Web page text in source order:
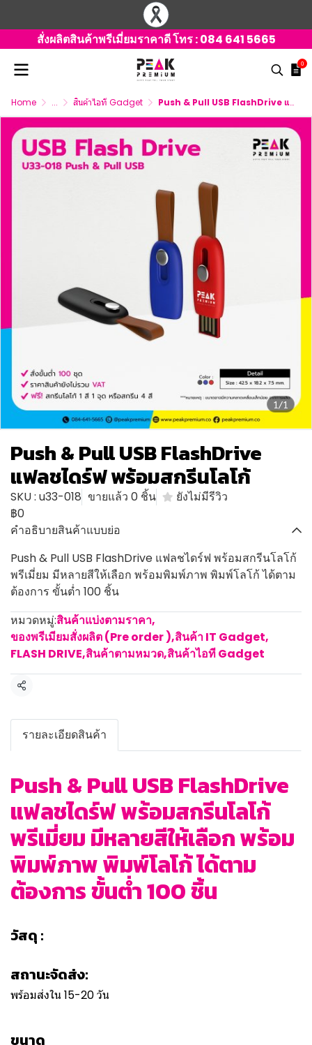
สั่งผลิตสินค้าพรีเมี่ยมราคาดี โทร :084 641 5665
0
Home ... สินค้าไอที Gadget Push & Pull USB FlashDrive แฟลชไดร์ฟ พร้อมสกรีนโลโก้
1/1
Push & Pull USB FlashDrive
แฟลชไดร์ฟ พร้อมสกรีนโลโก้
SKU : u33-018 ขายแล้ว 0 ชิ้น
ยังไม่มีรีวิว
฿0
คำอธิบายสินค้าแบบย่อ
Push & Pull USB FlashDrive แฟลชไดร์ฟ พร้อมสกรีนโลโก้
พรีเมี่ยม มีหลายสีให้เลือก พร้อมพิมพ์ภาพ พิมพ์โลโก้ ได้ตาม
ต้องการ ขั้นต่ำ 100 ชิ้น
หมวดหมู่:สินค้าแบ่งตามราคา,
ของพรีเมียมสั่งผลิต (Pre order ),สินค้า IT Gadget,
FLASH DRIVE,สินค้าตามหมวด,สินค้าไอที Gadget
แชร์
รายละเอียดสินค้า
Push & Pull USB FlashDrive
แฟลชไดร์ฟ พร้อมสกรีนโลโก้
พรีเมี่ยม มีหลายสีให้เลือก พร้อม
พิมพ์ภาพ พิมพ์โลโก้ ได้ตาม
ต้องการ ขั้นต่ำ 100 ชิ้น
วัสดุ :
สถานะจัดส่ง:
พร้อมส่งใน 15-20 วัน
ขนาด